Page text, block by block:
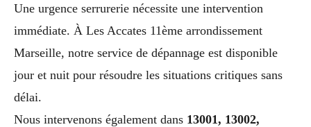
Une urgence serrurerie nécessite une intervention
immédiate. À Les Accates 11ème arrondissement
Marseille, notre service de dépannage est disponible
jour et nuit pour résoudre les situations critiques sans
délai.
Nous intervenons également dans 13001, 13002,